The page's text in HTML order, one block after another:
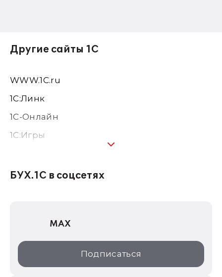
Другие сайты 1С
WWW.1С.ru
1С:Линк
1С-Онлайн
1C:Игры
1С:Консалтинг
1С:Дистрибьюция
1С:Образование
ИТС.1C.ru
БУХ.1С в соцсетях
MAX
Подписаться